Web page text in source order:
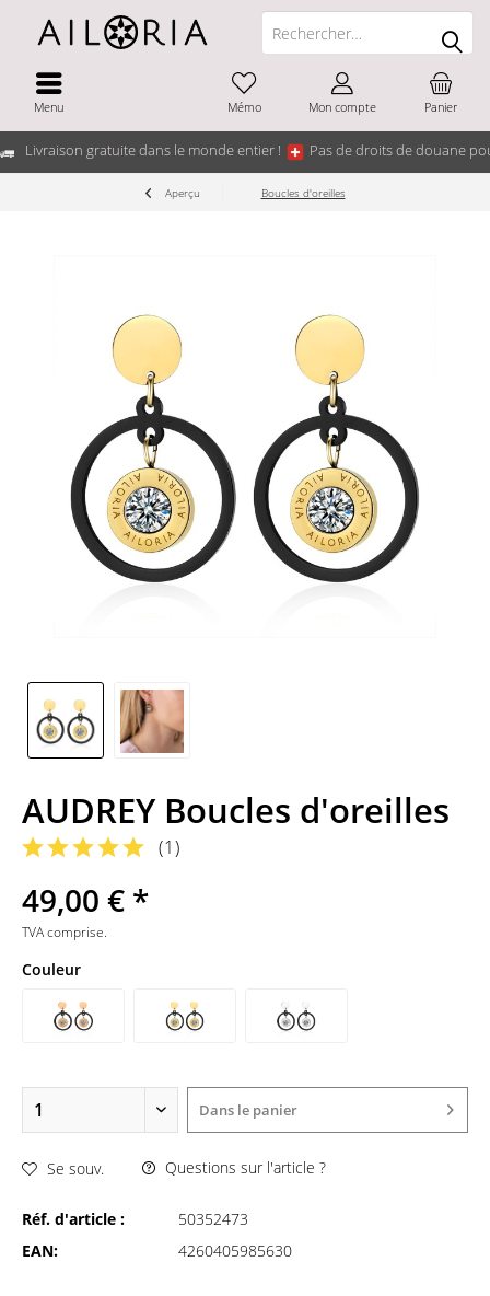
Livraison gratuite dans le monde entier ! Pas de droits de douane
Menu Panier
Mémo Mon compte
Aperçu Boucles d'oreilles
AUDREY Boucles d'oreilles
(1)
49,00 € *
TVA comprise.
Couleur
Dans le panier
Se souv. Questions sur l'article ?
Réf. d'article :
50352473
EAN:
4260405985630